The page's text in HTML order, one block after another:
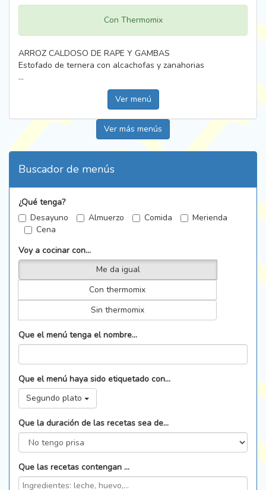
Con Thermomix
ARROZ CALDOSO DE RAPE Y GAMBAS
Estofado de ternera con alcachofas y zanahorias
...
Ver menú
Ver más menús
Buscador de menús
¿Qué tenga?
Desayuno
Almuerzo Comida
Merienda
Cena
Voy a cocinar con...
Me da igual
Con thermomix
Sin thermomix
Que el menú tenga el nombre...
Que el menú haya sido etiquetado con...
Segundo plato
Que la duración de las recetas sea de...
Que las recetas contengan ...